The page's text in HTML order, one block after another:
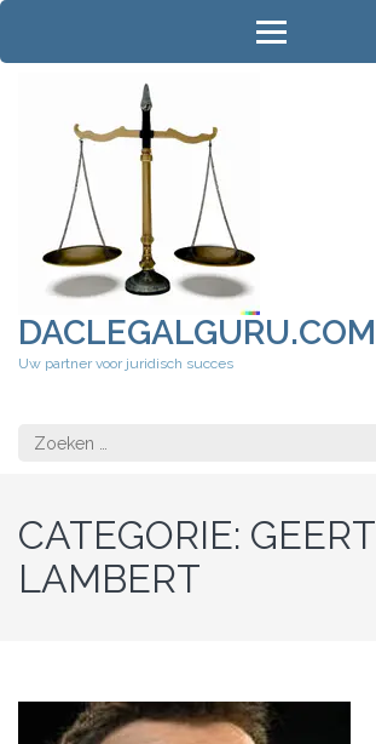
Ga
inhoud
DACLEGALGURU.COM
Uw partner voor juridisch succes
CATEGORIE: GEERT
LAMBERT